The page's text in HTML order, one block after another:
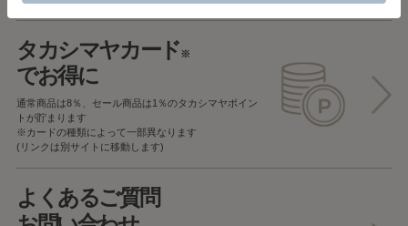
タカシマヤカード※
でお得に
通常商品は8％、セール商品は1％のタカシマヤポイン
トが貯まります
※カードの種類によって一部異なります
(リンクは別サイトに移動します)
よくあるご質問